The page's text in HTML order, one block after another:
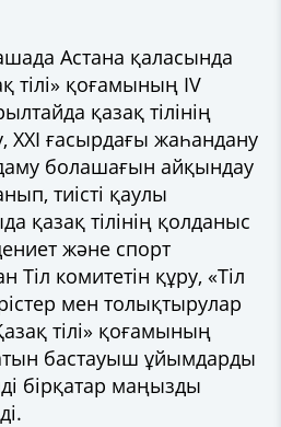
Астана қаласында
тілі» қоғамының IV
қазақ тілінің
ХХІ ғасырдағы жаһандану
болашағын айқындау
тиісті қаулы
қазақ тілінің қолданыс
және спорт
Тіл комитетін құру, «Тіл
мен толықтырулар
тілі» қоғамының
бастауыш ұйымдарды
бірқатар маңызды